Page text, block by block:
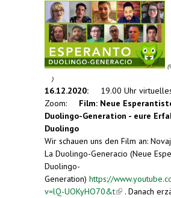
(
(link is external)
)
16.12.2020: 19.00 Uhr
Zoom: Film: Neue
Duolingo-Generation - eure
Duolingo
Wir schauen uns den Film an:
La Duolingo-Generacio (Neue
Duolingo-
Generation) https://
v=lQ-UOKyHO70&t(link is
. Danach